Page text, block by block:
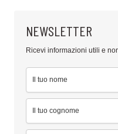
NEWSLETTER
Ricevi informazioni utili e